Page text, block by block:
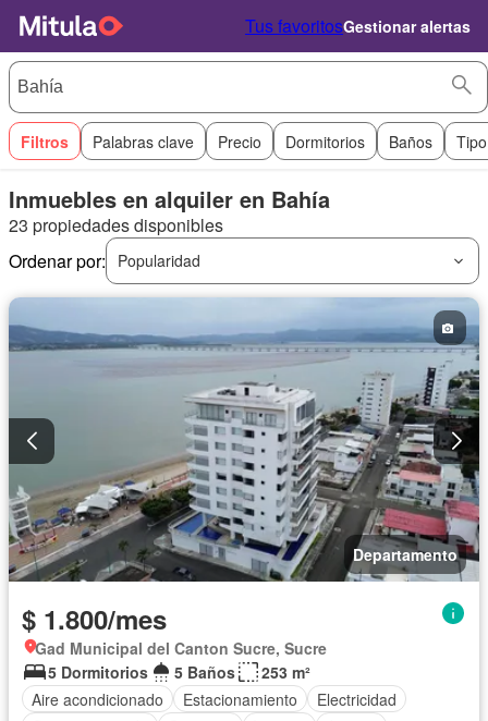
Tus favoritosGestionar alertas
Filtros Palabras clave Precio Dormitorios Baños
Inmuebles en alquiler en Bahía
23 propiedades disponibles
Ordenar por:
Popularidad
Departamento
$ 1.800/mes
Gad Municipal del Canton Sucre, Sucre
5 Dormitorios
5 Baños
253 m²
Aire acondicionado
Estacionamiento
Electricidad